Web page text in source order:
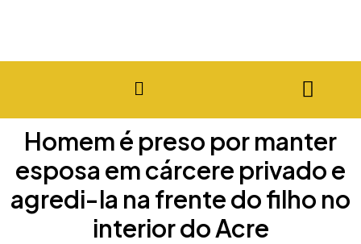
Homem é preso por manter
esposa em cárcere privado e
agredi-la na frente do filho no
interior do Acre